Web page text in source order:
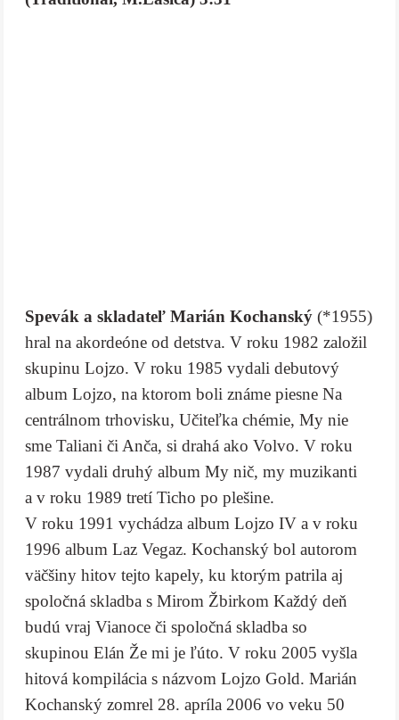
Spevák a skladateľ Marián Kochanský (*1955)
hral na akordeóne od detstva. V roku 1982 založil
skupinu Lojzo. V roku 1985 vydali debutový
album Lojzo, na ktorom boli známe piesne Na
centrálnom trhovisku, Učiteľka chémie, My nie
sme Taliani či Anča, si drahá ako Volvo. V roku
1987 vydali druhý album My nič, my muzikanti
a v roku 1989 tretí Ticho po plešine.
V roku 1991 vychádza album Lojzo IV a v roku
1996 album Laz Vegaz. Kochanský bol autorom
väčšiny hitov tejto kapely, ku ktorým patrila aj
spoločná skladba s Mirom Žbirkom Každý deň
budú vraj Vianoce či spoločná skladba so
skupinou Elán Že mi je ľúto. V roku 2005 vyšla
hitová kompilácia s názvom Lojzo Gold. Marián
Kochanský zomrel 28. apríla 2006 vo veku 50